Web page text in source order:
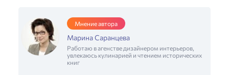
Мнение автора
Марина Саранцева
Работаю в агенстве дизайнером интерьеров,
увлекаюсь кулинарией и чтением исторических
книг